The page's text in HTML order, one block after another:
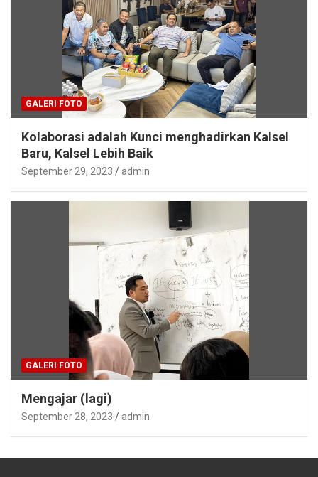
GALERI FOTO
Kolaborasi adalah Kunci menghadirkan Kalsel
Baru, Kalsel Lebih Baik
September 29, 2023 admin
GALERI FOTO
Mengajar (lagi)
September 28, 2023 admin